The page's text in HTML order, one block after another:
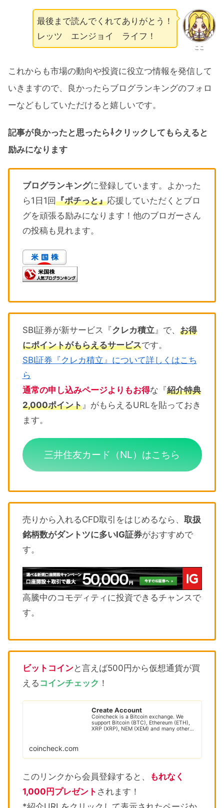
ここ
最後まで読んでくれてありがとう！
レッツ エンジョイ ライフ！
これからも市場の動向や投資に役立つ情報を発信して
いきますので、良かったらブログランキングのフォロ
ーなどもしていただけると嬉しいです。
記事が良かったと思ったら⇩クリックしてもらえると
励みになります
ブログランキングに登録しています。よかった
ら1日1回『ポチっと』応援していただくとブロ
グを頑張る励みになります！他のブロガーさん
の投稿も見れます。
SBI証券が新サービス『クレカ積立』で、 お得
にポイントがもらえるサービスです。
SBI証券『クレカ積立』について詳しくはこち
ら
通常の申し込みページよりもお得な『紹介特典
2,000ポイント』がもらえるURLを貼っておき
ます。
三井住友カード（NL）はこちら
売りから入れるCFD取引をはじめるなら、 取扱
銘柄数がダントツに多いIG証券がおすすめで
す。
高騰中のコモディティに投資できるチャンスで
す。
ビットコインと言えば500円から仮想通貨が買
える コインチェック ！
Create Account
Coincheck is a Bitcoin exchange. We
support Bitcoin (BTC), Ethereum (ETH),
XRP (XRP), NEM (XEM) and many other
coincheck.com
このリンクから会員登録すると、
もれなく
1,000円プレゼント されます！